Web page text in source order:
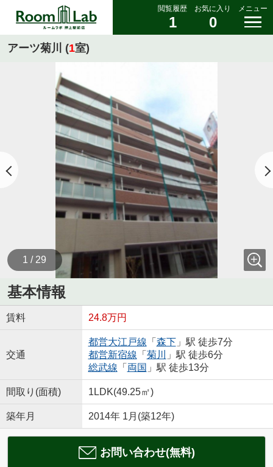
閲覧履歴
1
お気に入り
0
メニュー
アーツ菊川 (1室)
1 / 29
基本情報
賃料 24.8万円
交通
都営大江戸線 「 森下」駅 徒歩7分
都営新宿線 「 菊川
」駅 徒歩6分
総武線 「 両国 」駅 徒歩13分
間取り(面積) 1LDK(49.25㎡)
築年月 2014年 1月(築12年)
お問い合わせ(無料)